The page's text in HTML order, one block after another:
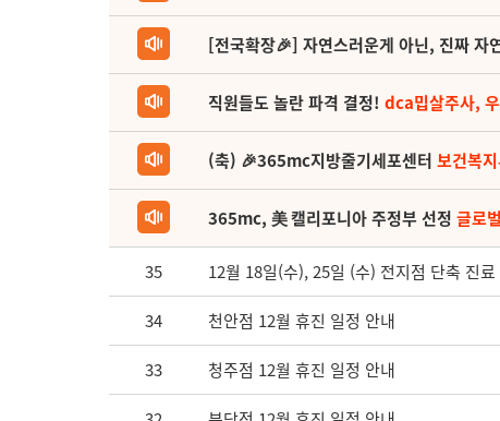
[전국확장🎉] 자연스러운게 아닌, 진짜 자
직원들도 놀란 파격 결정! dca밉살주사,
(축) 🎉365mc지방줄기세포센터 보건복
365mc, 美 캘리포니아 주정부 선정 글로
35 12월 18일(수), 25일 (수) 전지점 단축 진
34 천안점 12월 휴진 일정 안내
33 청주점 12월 휴진 일정 안내